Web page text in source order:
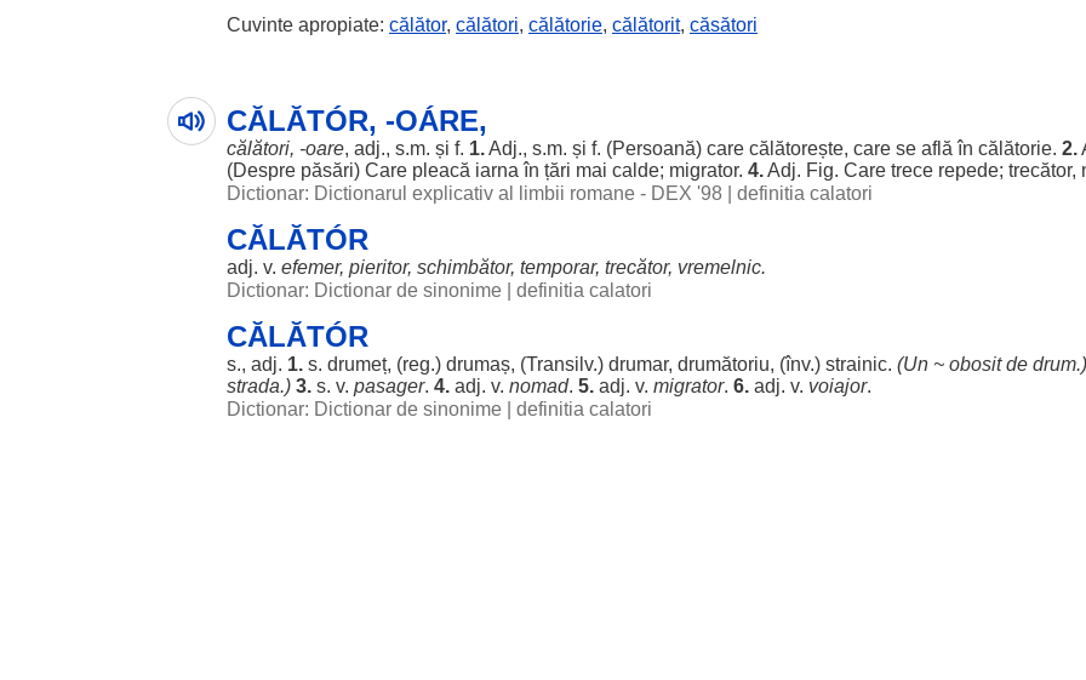
Cuvinte apropiate: călător, călători, călătorie, călătorit, căsători
CĂLĂTÓR, -OÁRE,
călători, -oare, adj., s.m. și f. 1.Adj., s.m. și f. (Persoană) care călătorește, care se află în călătorie. 2.
(Despre păsări) Care pleacă iarna în țări mai calde; migrator. 4.Adj. Fig. Care trece repede; trecător,
Dictionar: Dictionarul explicativ al limbii romane - DEX '98
definitia calatori
CĂLĂTÓR
adj. v. efemer, pieritor, schimbător, temporar, trecător, vremelnic.
Dictionar: Dictionar de sinonime
definitia calatori
CĂLĂTÓR
s., adj. 1. s. drumeț, (reg.) drumaș, (Transilv.) drumar, drumătoriu, (înv.) strainic. (Un ~ obositde drum.)
strada.) 3. s. v. pasager. 4. adj. v. nomad. 5. adj. v. migrator. 6. adj. v. voiajor.
Dictionar: Dictionar de sinonime
definitia calatori